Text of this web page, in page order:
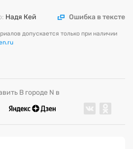
Надя Кей Ошибка в тексте
допускается только при наличии
В городе N в